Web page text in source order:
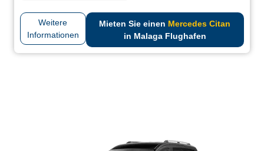
Weitere
Informationen
Mieten Sie einen Mercedes Citan
in Malaga Flughafen